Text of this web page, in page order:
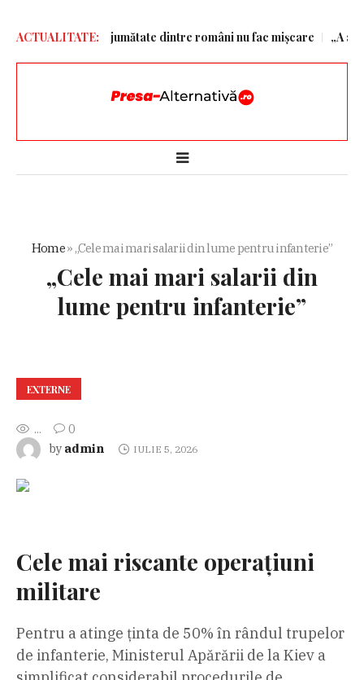
ACTUALITATE:
Thiel Peste jumătate dintre români nu fac mișcare „A ales
Home» „Cele mai mari salarii din lume pentru infanterie”
„Cele mai mari salarii din
lume pentru infanterie”
EXTERNE
...
0
by admin IULIE 5, 2026
Cele mai riscante operațiuni
militare
Pentru a atinge ținta de 50% în rândul trupelor
de infanterie, Ministerul Apărării de la Kiev a